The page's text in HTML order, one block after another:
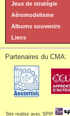
Jeux de stratégie
Aéromodelisme
Albums souvenirs
Liens
Partenaires du CMA:
Site realise avec SPIP